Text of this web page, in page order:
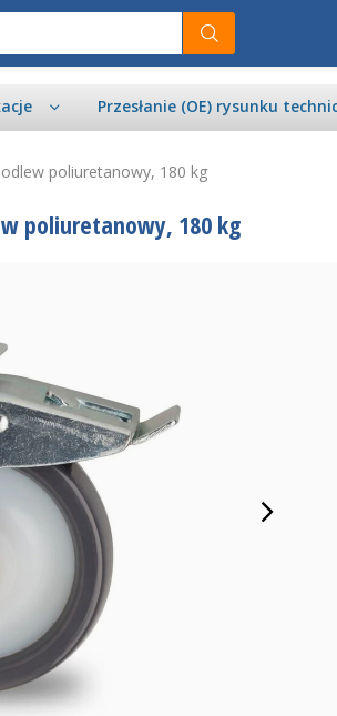
Przesłanie (OE) rysunku
poliuretanowy, 180 kg
poliuretanowy, 180 kg